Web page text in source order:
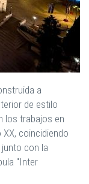
a
de estilo
los trabajos en
coincidiendo
con la
"Inter